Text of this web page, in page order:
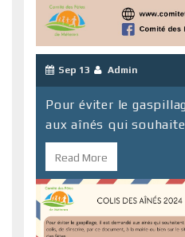
Sep 13 Admin
Pour éviter le
aux aînés qui
Read More